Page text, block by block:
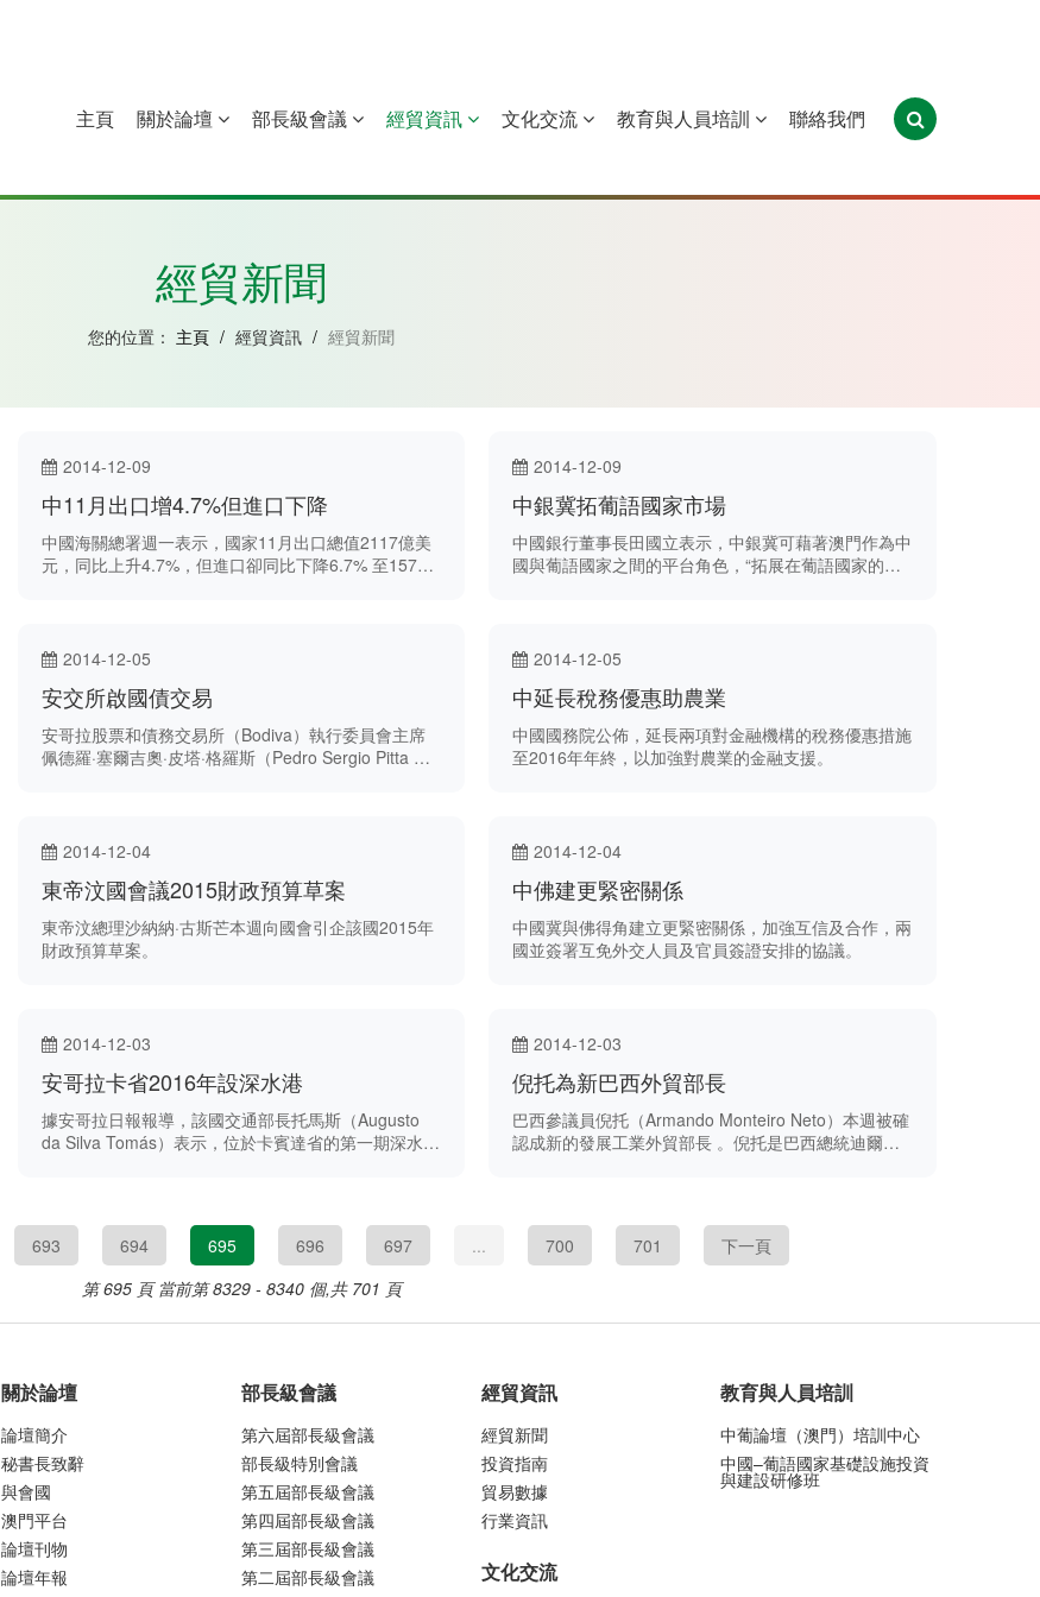
幾內亞比紹 赤道幾內亞 莫桑比克 葡萄牙 聖多美和普林西比 東帝汶
主頁 關於論壇 部長級會議 經貿資訊 文化交流 教育與人員培訓 聯絡我們
經貿新聞
您的位置： 主頁 / 經貿資訊 / 經貿新聞
2014-12-09
中11月出口增4.7%但進口下降
中國海關總署週一表示，國家11月出口總值2117億美
元，同比上升4.7%，但進口卻同比下降6.7% 至1572
2014-12-09
中銀冀拓葡語國家市場
中國銀行董事長田國立表示，中銀冀可藉著澳門作為中
國與葡語國家之間的平台角色，“拓展在葡語國家的金
2014-12-05
安交所啟國債交易
安哥拉股票和債務交易所（Bodiva）執行委員會主席
佩德羅·塞爾吉奧·皮塔·格羅斯（Pedro Sergio Pitta ）
2014-12-05
中延長稅務優惠助農業
中國國務院公佈，延長兩項對金融機構的稅務優惠措施
至2016年年終，以加強對農業的金融支援。
2014-12-04
東帝汶國會議2015財政預算草案
東帝汶總理沙納納·古斯芒本週向國會引企該國2015年
財政預算草案。
2014-12-04
中佛建更緊密關係
中國冀與佛得角建立更緊密關係，加強互信及合作，兩
國並簽署互免外交人員及官員簽證安排的協議。
2014-12-03
安哥拉卡省2016年設深水港
據安哥拉日報報導，該國交通部長托馬斯（Augusto
da Silva Tomás）表示，位於卡賓達省的第一期深水港
2014-12-03
倪托為新巴西外貿部長
巴西參議員倪托（Armando Monteiro Neto）本週被確
認成新的發展工業外貿部長 。倪托是巴西總統迪爾瑪·
693 694 695 696 697 ... 700 701
下一頁
第 695 頁 當前第 8329 - 8340 個,共 701 頁
關於論壇
論壇簡介
秘書長致辭
與會國
澳門平台
論壇刊物
論壇年報
部長級會議
第六屆部長級會議
部長級特別會議
第五屆部長級會議
第四屆部長級會議
第三屆部長級會議
第二屆部長級會議
經貿資訊
經貿新聞
投資指南
貿易數據
行業資訊
文化交流
教育與人員培訓
中葡論壇（澳門）培訓中心
中國–葡語國家基礎設施投資
與建設研修班